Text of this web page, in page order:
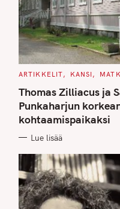
C
T
E
G
O
R
I
S
ARTIKKELIT KANSI
Thomas Zilliacus ja
Punkaharjun
kohtaamispaikaksi
Lue lisää